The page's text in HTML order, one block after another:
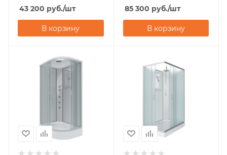
43 200 руб./шт
В корзину
85 300 руб./шт
В корзину